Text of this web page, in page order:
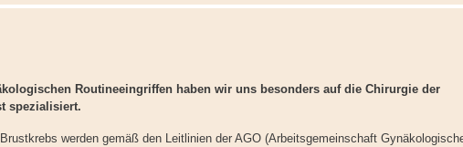
Routineeingriffen haben wir uns besonders auf die Chirurgie der
spezialisiert.
werden gemäß den Leitlinien der AGO (Arbeitsgemeinschaft